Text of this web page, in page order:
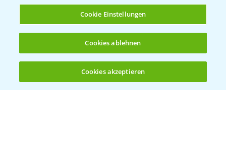
(noch 4)
Allgemeine Nutzungsbedingungen
Datenschutzerklärung
Cookie Einstellungen
Cookies ablehnen
Cookies akzeptieren